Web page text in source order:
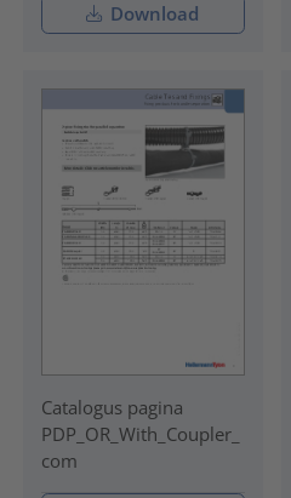
Download
Catalogus pagina
PDP_OR_With_Coupler_
com